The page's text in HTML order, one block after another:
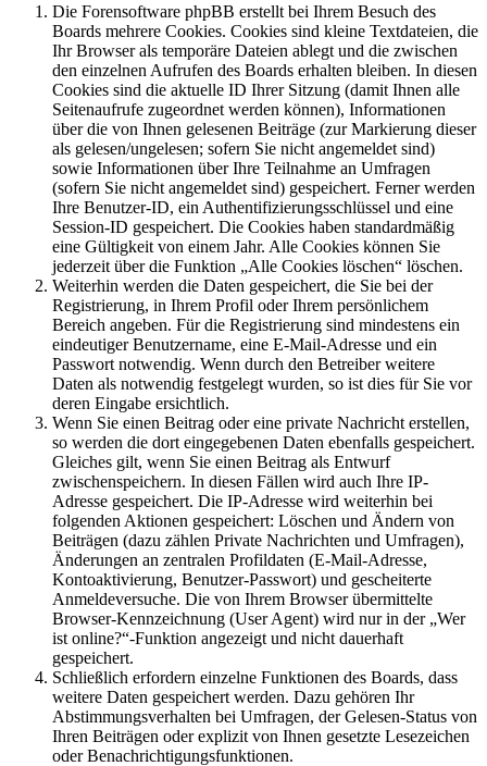
Die Forensoftware phpBB erstellt bei Ihrem Besuch des
Boards mehrere Cookies. Cookies sind kleine Textdateien, die
Ihr Browser als temporäre Dateien ablegt und die zwischen
den einzelnen Aufrufen des Boards erhalten bleiben. In diesen
Cookies sind die aktuelle ID Ihrer Sitzung (damit Ihnen alle
Seitenaufrufe zugeordnet werden können), Informationen
über die von Ihnen gelesenen Beiträge (zur Markierung dieser
als gelesen/ungelesen; sofern Sie nicht angemeldet sind)
sowie Informationen über Ihre Teilnahme an Umfragen
(sofern Sie nicht angemeldet sind) gespeichert. Ferner werden
Ihre Benutzer-ID, ein Authentifizierungsschlüssel und eine
Session-ID gespeichert. Die Cookies haben standardmäßig
eine Gültigkeit von einem Jahr. Alle Cookies können Sie
jederzeit über die Funktion „Alle Cookies löschen“ löschen.
Weiterhin werden die Daten gespeichert, die Sie bei der
Registrierung, in Ihrem Profil oder Ihrem persönlichem
Bereich angeben. Für die Registrierung sind mindestens ein
eindeutiger Benutzername, eine E-Mail-Adresse und ein
Passwort notwendig. Wenn durch den Betreiber weitere
Daten als notwendig festgelegt wurden, so ist dies für Sie vor
deren Eingabe ersichtlich.
Wenn Sie einen Beitrag oder eine private Nachricht erstellen,
so werden die dort eingegebenen Daten ebenfalls gespeichert.
Gleiches gilt, wenn Sie einen Beitrag als Entwurf
zwischenspeichern. In diesen Fällen wird auch Ihre IP-
Adresse gespeichert. Die IP-Adresse wird weiterhin bei
folgenden Aktionen gespeichert: Löschen und Ändern von
Beiträgen (dazu zählen Private Nachrichten und Umfragen),
Änderungen an zentralen Profildaten (E-Mail-Adresse,
Kontoaktivierung, Benutzer-Passwort) und gescheiterte
Anmeldeversuche. Die von Ihrem Browser übermittelte
Browser-Kennzeichnung (User Agent) wird nur in der „Wer
ist online?“-Funktion angezeigt und nicht dauerhaft
gespeichert.
Schließlich erfordern einzelne Funktionen des Boards, dass
weitere Daten gespeichert werden. Dazu gehören Ihr
Abstimmungsverhalten bei Umfragen, der Gelesen-Status von
Ihren Beiträgen oder explizit von Ihnen gesetzte Lesezeichen
oder Benachrichtigungsfunktionen.